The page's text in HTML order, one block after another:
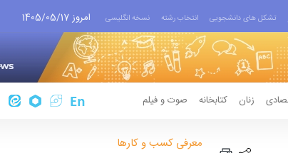
تشکل های دانشجویی انتخاب رشته نسخه انگلیسی امروز 1405/05/17
زنان کتابخانه صوت و فیلم
معرفی کسب و کارها